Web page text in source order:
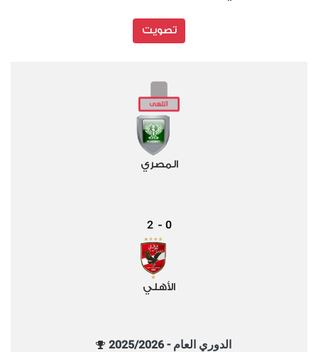
تصويت
المصري
0
-
2
الأهلي
الدوري العام - 2025/2026